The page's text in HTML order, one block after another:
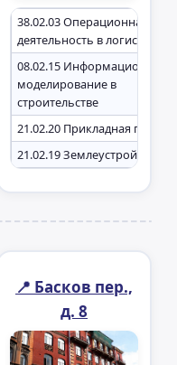
38.02.03 Операционная
деятельность в логистике
08.02.15 Информационное
моделирование в
строительстве
21.02.20 Прикладная геодезия
21.02.19 Землеустройство
📍 Басков пер.,
д. 8